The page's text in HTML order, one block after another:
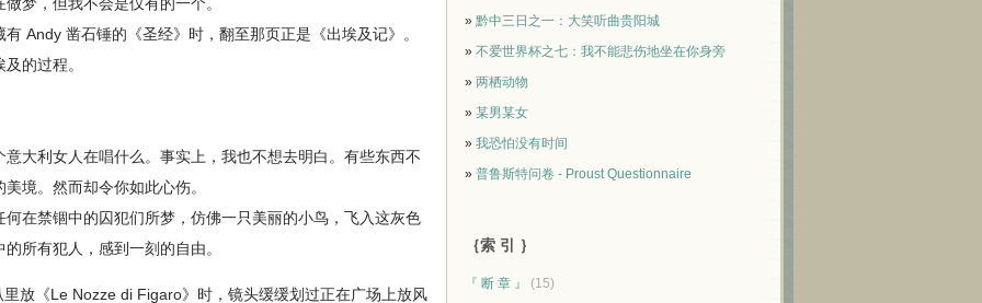
凿石锤的《圣经》时，翻至那页正是《出埃及记》。
的过程。
利女人在唱什么。事实上，我也不想去明白。有些东西不
境。然而却令你如此心伤。
禁锢中的囚犯们所梦，仿佛一只美丽的小鸟，飞入这灰色
所有犯人，感到一刻的自由。
《Le Nozze di Figaro》时，镜头缓缓划过正在广场上放风
» 黔中三日之一：大笑听曲贵阳城
» 不爱世界杯之七：我不能悲伤地坐在你身旁
» 两栖动物
» 某男某女
» 我恐怕没有时间
» 普鲁斯特问卷 - Proust Questionnaire
｛索 引 ｝
『 断 章 』
(15)